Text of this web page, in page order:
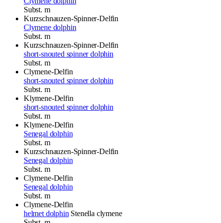
Subst. m
Kurzschnauzen-Spinner-Delfin
Clymene dolphin
Subst. m
Kurzschnauzen-Spinner-Delfin
short-snouted spinner dolphin
Subst. m
Clymene-Delfin
short-snouted spinner dolphin
Subst. m
Klymene-Delfin
short-snouted spinner dolphin
Subst. m
Klymene-Delfin
Senegal dolphin
Subst. m
Kurzschnauzen-Spinner-Delfin
Senegal dolphin
Subst. m
Clymene-Delfin
Senegal dolphin
Subst. m
Clymene-Delfin
helmet dolphin Stenella clymene